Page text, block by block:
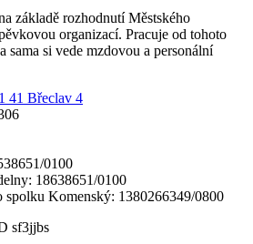
základě rozhodnutí Městského
organizací. Pracuje od tohoto
sama si vede mzdovou a personální
41 Břeclav 4
0100
18638651/0100
spolku Komenský: 1380266349/0800
sf3jjbs